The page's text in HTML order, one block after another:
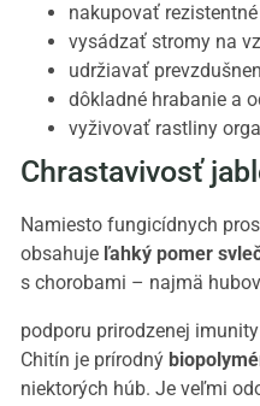
nakupovať
vysádzať stromy na
udržiavať
dôkladné hrabanie a
vyživovať rastliny
Chrastavivosť
Namiesto fungicídnych
obsahuje ľahký pomer
s chorobami – najmä
podporu prirodzenej
Chitín je prírodný
niektorých húb. Je veľmi